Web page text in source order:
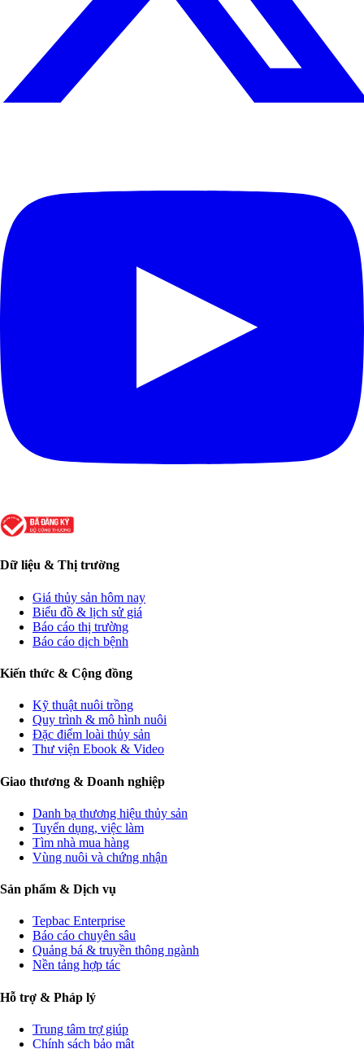
Dữ liệu & Thị trường
Giá thủy sản hôm nay
Biểu đồ & lịch sử giá
Báo cáo thị trường
Báo cáo dịch bệnh
Kiến thức & Cộng đồng
Kỹ thuật nuôi trồng
Quy trình & mô hình nuôi
Đặc điểm loài thủy sản
Thư viện Ebook & Video
Giao thương & Doanh nghiệp
Danh bạ thương hiệu thủy sản
Tuyển dụng, việc làm
Tìm nhà mua hàng
Vùng nuôi và chứng nhận
Sản phẩm & Dịch vụ
Tepbac Enterprise
Báo cáo chuyên sâu
Quảng bá & truyền thông ngành
Nền tảng hợp tác
Hỗ trợ & Pháp lý
Trung tâm trợ giúp
Chính sách bảo mật